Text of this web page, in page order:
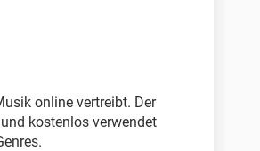
online vertreibt. Der
kostenlos verwendet